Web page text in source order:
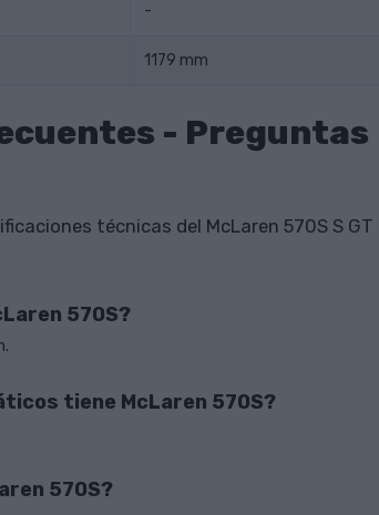
-
1179 mm
- Preguntas
técnicas del McLaren 570S S
570S?
tiene McLaren 570S?
570S?